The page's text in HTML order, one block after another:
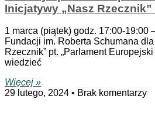
Inicjatywy „Nasz Rzecznik”
1 marca (piątek) godz. 17:00-19:00
Fundacji im. Roberta Schumana
Rzecznik” pt. „Parlament
wiedzieć
Więcej »
29 lutego, 2024
Brak komentarzy